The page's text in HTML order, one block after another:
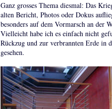
Ganz grosses Thema diesmal: Das
alten Bericht, Photos oder Dokus
besonders auf dem Vormarsch an der
Vielleicht habe ich es einfach nicht
Rückzug und zur verbrannten Erde in
gesehen.